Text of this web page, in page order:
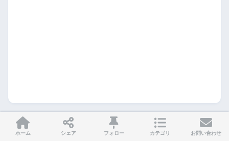
ホーム シェア フォロー カテゴリ お問い合わせ